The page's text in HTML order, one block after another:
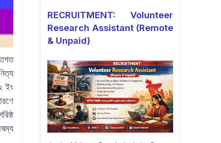
ইং
RECRUITMENT: Volunteer
Research Assistant (Remote
& Unpaid)